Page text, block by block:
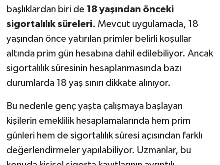
başlıklardan biri de 18 yaşından önceki
sigortalılık süreleri. Mevcut uygulamada, 18
yaşından önce yatırılan primler belirli koşullar
altında prim gün hesabına dahil edilebiliyor. Ancak
sigortalılık süresinin hesaplanmasında bazı
durumlarda 18 yaş sınırı dikkate alınıyor.
Bu nedenle genç yaşta çalışmaya başlayan
kişilerin emeklilik hesaplamalarında hem prim
günleri hem de sigortalılık süresi açısından farklı
değerlendirmeler yapılabiliyor. Uzmanlar, bu